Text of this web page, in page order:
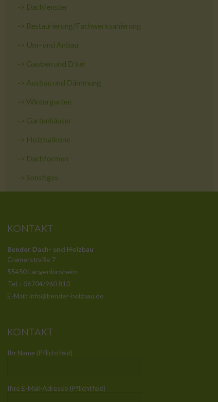
-> Dachfenster
-> Restaurierung/Fachwerksanierung
-> Um- und Anbau
-> Gauben und Erker
-> Ausbau und Dämmung
->Wintergarten
-> Gartenhäuser
-> Holzbalkone
-> Dachformen
-> Sonstiges
KONTAKT
Bender Dach- und Holzbau
Cramerstraße 7
55450 Langenlonsheim
Tel. : 06704/960 810
E-Mail: info@bender-holzbau.de
KONTAKT
Ihr Name (Pflichtfeld)
Ihre E-Mail-Adresse (Pflichtfeld)